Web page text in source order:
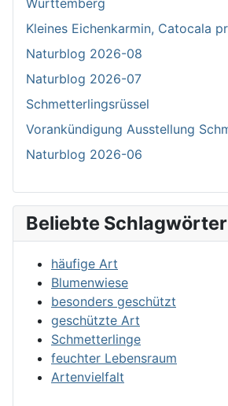
Württemberg
Kleines Eichenkarmin, Catocala
Naturblog 2026-08
Naturblog 2026-07
Schmetterlingsrüssel
Vorankündigung Ausstellung
Naturblog 2026-06
Beliebte Schlagwörter
häufige Art
Blumenwiese
besonders geschützt
geschützte Art
Schmetterlinge
feuchter Lebensraum
Artenvielfalt